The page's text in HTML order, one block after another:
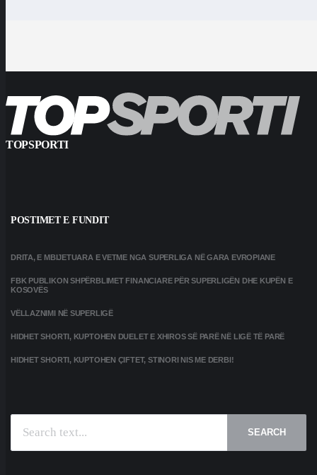
TOPSPORTI
POSTIMET E FUNDIT
DRITA, E MBIJETUARA E VETME NGA SUPERLIGA NË GARA EVROPIANE
FBK PUBLIKON SHPËRBLIMET FINANCIARE PËR SUPERLIGËN DHE KUPËN E
KOSOVËS
VËLLAZNIMI NË SUPERLIGË
HIDHET SHORTI, KUPTOHEN DUELET E XHIROS SË PARË NË LIGË TË PARË
HIDHET SHORTI, KUPTOHEN ÇIFTET, STINORI NIS ME DERBI!
SEARCH